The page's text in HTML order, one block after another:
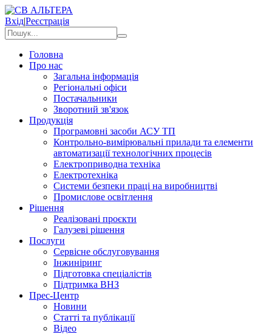
Вхід|Реєстрація
Головна
Про нас
Загальна інформація
Регіональні офіси
Постачальники
Зворотний зв'язок
Продукція
Програмовні засоби АСУ ТП
Контрольно-вимірювальні прилади та елементи
автоматизації технологічних процесів
Електроприводна техніка
Електротехніка
Системи безпеки праці на виробництві
Промислове освітлення
Рішення
Реалізовані проєкти
Галузеві рішення
Послуги
Сервісне обслуговування
Інжиніринг
Підготовка спеціалістів
Підтримка ВНЗ
Прес-Центр
Новини
Статті та публікації
Відео